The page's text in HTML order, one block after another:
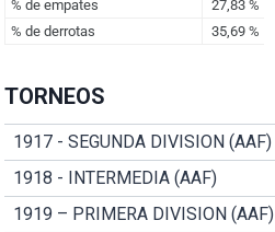
TORNEOS
1917 - SEGUNDA DIVISION (AAF)
1918 - INTERMEDIA (AAF)
1919 – PRIMERA DIVISION (AAF)